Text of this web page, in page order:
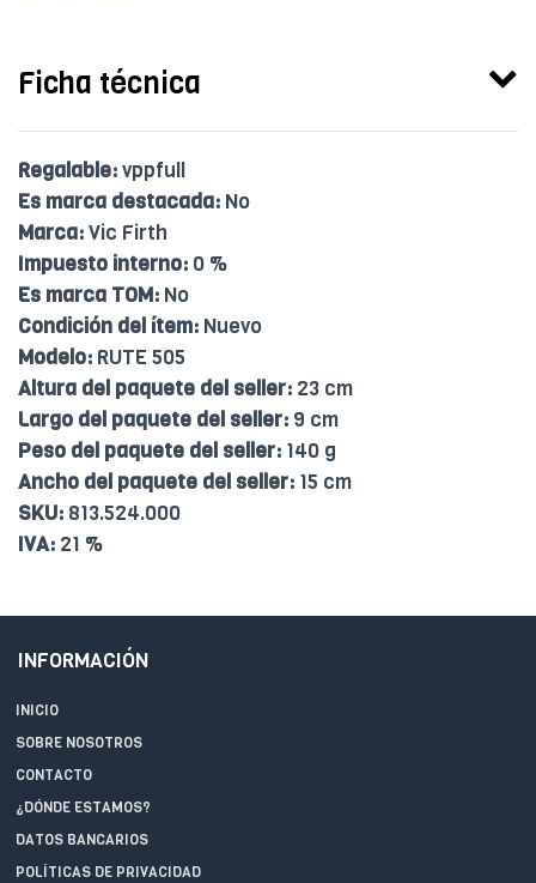
Ficha técnica
Regalable:vppfull
Es marca destacada: No
Marca:Vic Firth
Impuesto interno: 0 %
Es marca TOM: No
Condición del ítem: Nuevo
Modelo: RUTE 505
Altura del paquete del seller: 23 cm
Largo del paquete del seller: 9 cm
Peso del paquete del seller: 140 g
Ancho del paquete del seller: 15 cm
SKU: 813.524.000
IVA: 21 %
INFORMACIÓN
INICIO
SOBRE NOSOTROS
CONTACTO
¿DÓNDE ESTAMOS?
DATOS BANCARIOS
POLÍTICAS DE PRIVACIDAD